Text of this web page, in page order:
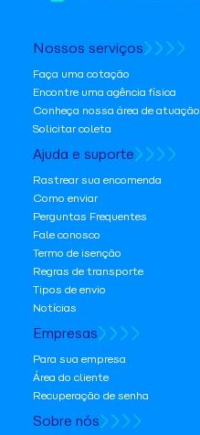
Nossos serviços
Faça uma cotação
Encontre uma agência física
Conheça nossa área de atuação
Solicitar coleta
Ajuda e suporte
Rastrear sua encomenda
Como enviar
Perguntas Frequentes
Fale conosco
Termo de isenção
Regras de transporte
Tipos de envio
Notícias
Empresas
Para sua empresa
Área do cliente
Recuperação de senha
Sobre nós